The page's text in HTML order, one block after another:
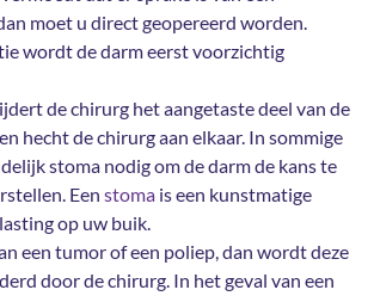
moet u direct geopereerd worden.
wordt de darm eerst voorzichtig
de chirurg het aangetaste deel van de
hecht de chirurg aan elkaar. In sommige
stoma nodig om de darm de kans te
Een stoma is een kunstmatige
op uw buik.
een tumor of een poliep, dan wordt deze
door de chirurg. In het geval van een